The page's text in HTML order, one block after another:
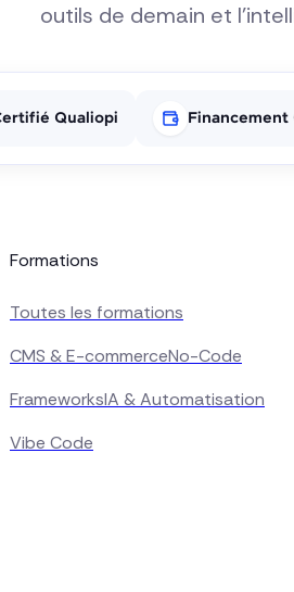
outils de demain et
Qualiopi Financement
Formations
Toutes les formations
CMS & E-commerceNo-Code
FrameworksIA & Automatisation
Vibe Code